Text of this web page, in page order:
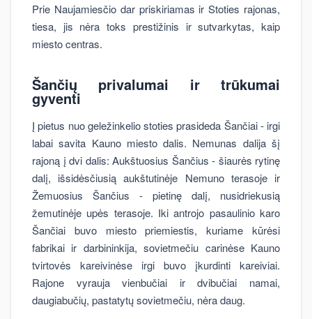
Prie Naujamiesčio dar priskiriamas ir Stoties rajonas,
tiesa, jis nėra toks prestižinis ir sutvarkytas, kaip
miesto centras.
Šančių privalumai ir trūkumai
gyventi
Į pietus nuo geležinkelio stoties prasideda Šančiai - irgi
labai savita Kauno miesto dalis. Nemunas dalija šį
rajoną į dvi dalis: Aukštuosius Šančius - šiaurės rytinę
dalį, išsidėsčiusią aukštutinėje Nemuno terasoje ir
Žemuosius Šančius - pietinę dalį, nusidriekusią
žemutinėje upės terasoje. Iki antrojo pasaulinio karo
Šančiai buvo miesto priemiestis, kuriame kūrėsi
fabrikai ir darbininkija, sovietmečiu carinėse Kauno
tvirtovės kareivinėse irgi buvo įkurdinti kareiviai.
Rajone vyrauja vienbučiai ir dvibučiai namai,
daugiabučių, pastatytų sovietmečiu, nėra daug.